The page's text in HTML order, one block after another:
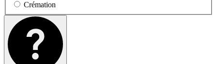
Crémation